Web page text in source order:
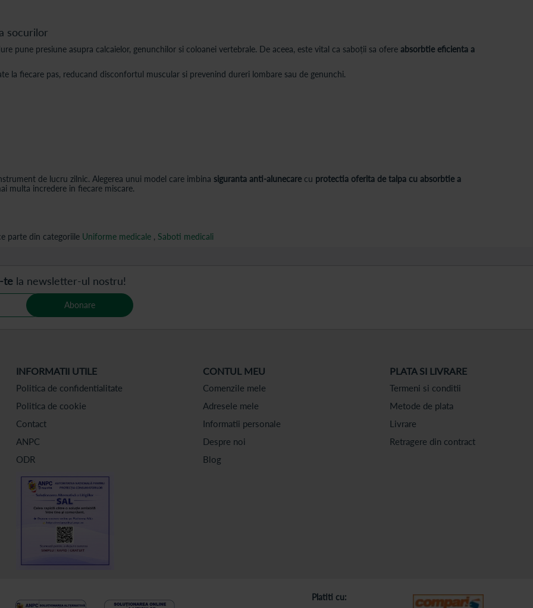
socurilor
pune presiune asupra calcaielor, genunchilor si coloanei vertebrale. De aceea, este vital ca saboții sa ofere absorbtie eficienta a
la fiecare pas, reducand disconfortul muscular si prevenind dureri lombare sau de genunchi.
de lucru zilnic. Alegerea unui model care imbina siguranta anti-alunecare cu protectia oferita de talpa cu absorbtie a
multa incredere in fiecare miscare.
parte din categoriile Uniforme medicale , Saboti medicali
te la newsletter-ul nostru!
Abonare
INFORMATII UTILE
Politica de confidentialitate
Politica de cookie
Contact
ANPC
ODR
CONTUL MEU
Comenzile mele
Adresele mele
Informatii personale
Despre noi
Blog
PLATA SI LIVRARE
Termeni si conditii
Metode de plata
Livrare
Retragere din contract
Platiti cu: